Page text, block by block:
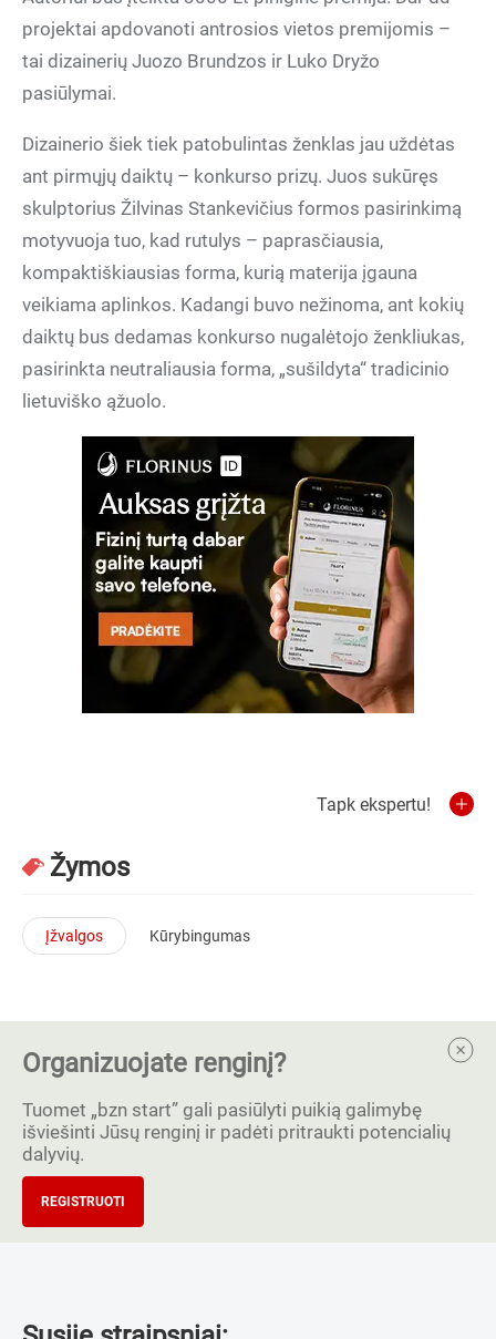
projektai apdovanoti antrosios vietos premijomis –
tai dizainerių Juozo Brundzos ir Luko Dryžo
pasiūlymai.
Dizainerio šiek tiek patobulintas ženklas jau uždėtas
ant pirmųjų daiktų – konkurso prizų. Juos sukūręs
skulptorius Žilvinas Stankevičius formos pasirinkimą
motyvuoja tuo, kad rutulys – paprasčiausia,
kompaktiškiausias forma, kurią materija įgauna
veikiama aplinkos. Kadangi buvo nežinoma, ant kokių
daiktų bus dedamas konkurso nugalėtojo ženkliukas,
pasirinkta neutraliausia forma, „sušildyta“ tradicinio
lietuviško ąžuolo.
Tapk ekspertu!
Žymos
Įžvalgos Kūrybingumas
Organizuojate renginį?
Tuomet „bzn start” gali pasiūlyti puikią galimybę
išviešinti Jūsų renginį ir padėti pritraukti potencialių
dalyvių.
REGISTRUOTI